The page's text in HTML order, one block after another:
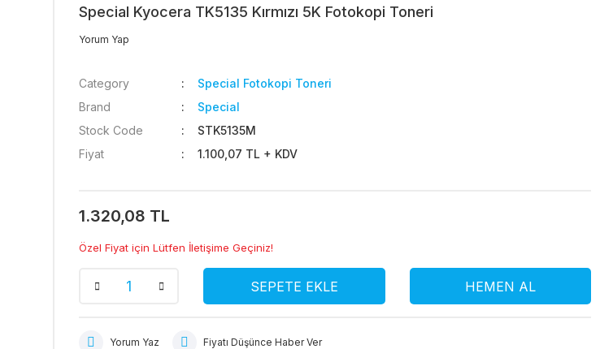
Special Kyocera TK5135 Kırmızı 5K Fotokopi Toneri
Yorum Yap
Category
Special Fotokopi Toneri
Brand
Special
Stock Code
STK5135M
Fiyat
1.100,07 TL + KDV
1.320,08 TL
Özel Fiyat için Lütfen İletişime Geçiniz!
SEPETE EKLE HEMEN AL
Yorum Yaz Fiyatı Düşünce Haber Ver